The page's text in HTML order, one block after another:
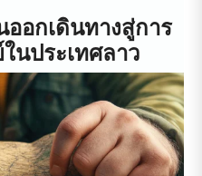
อกเดินทางสู่การ
นประเทศลาว